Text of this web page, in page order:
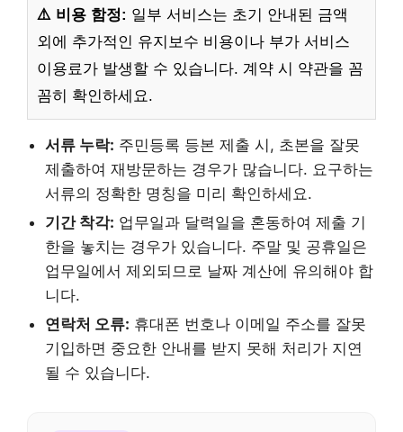
⚠️ 비용 함정: 일부 서비스는 초기 안내된 금액
외에 추가적인 유지보수 비용이나 부가 서비스
이용료가 발생할 수 있습니다. 계약 시 약관을 꼼
꼼히 확인하세요.
서류 누락: 주민등록 등본 제출 시, 초본을 잘못
제출하여 재방문하는 경우가 많습니다. 요구하는
서류의 정확한 명칭을 미리 확인하세요.
기간 착각: 업무일과 달력일을 혼동하여 제출 기
한을 놓치는 경우가 있습니다. 주말 및 공휴일은
업무일에서 제외되므로 날짜 계산에 유의해야 합
니다.
연락처 오류: 휴대폰 번호나 이메일 주소를 잘못
기입하면 중요한 안내를 받지 못해 처리가 지연
될 수 있습니다.